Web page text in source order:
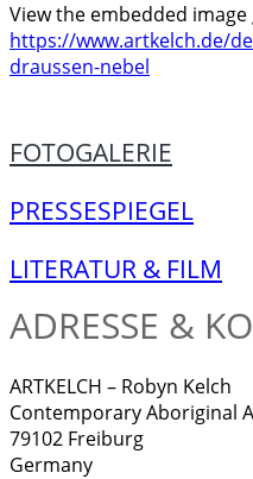
View the embedded
https://www.artkelch.de/
draussen-nebel
FOTOGALERIE
PRESSESPIEGEL
LITERATUR & FILM
ADRESSE &
ARTKELCH – Robyn Kelch
Contemporary Aboriginal
79102 Freiburg
Germany